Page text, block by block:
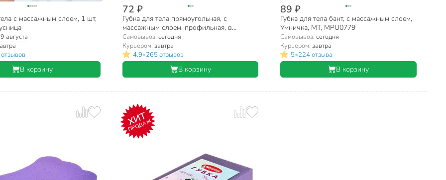
с массажным слоем, 1 шт,
9 августа
В корзину
72 ₽
Губка для тела прямоугольная, с
массажным слоем, профильная, в
ассортименте, Умничка, МТ, MPU0670
Самовывоз: сегодня
Курьером: завтра
4.9•265 отзывов
В корзину
89 ₽
Губка для тела бант, с массажным слоем,
Умничка, МТ, MPU0779
Самовывоз:сегодня
Курьером:завтра
5•224 отзыва
В корзину
ХИТ
ПРОДАЖ